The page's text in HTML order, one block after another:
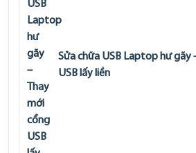
Sửa chữa USB Laptop hư gãy
USB lấy liền